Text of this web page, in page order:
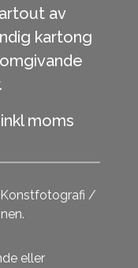
av
kartong
moms
Konstfotografi /
eller